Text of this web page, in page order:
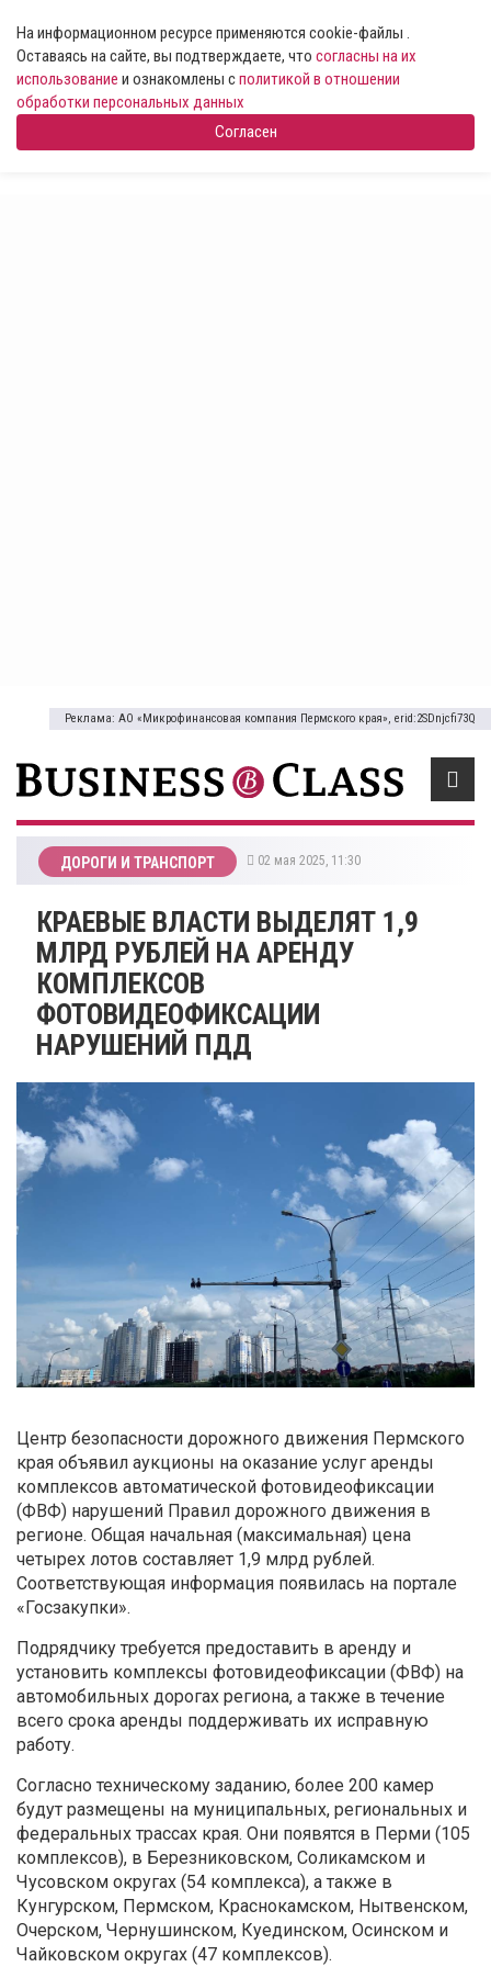
На информационном ресурсе применяются cookie-файлы .
Оставаясь на сайте, вы подтверждаете, что согласны на их
использование и ознакомлены сполитикой в отношении
обработки персональных данных
Согласен
Реклама: АО «Микрофинансовая компания Пермского края», erid:2SDnjcfi73Q
ДОРОГИ И ТРАНСПОРТ 02 мая 2025, 11:30
КРАЕВЫЕ ВЛАСТИ ВЫДЕЛЯТ 1,9
МЛРД РУБЛЕЙ НА АРЕНДУ
КОМПЛЕКСОВ
ФОТОВИДЕОФИКСАЦИИ
НАРУШЕНИЙ ПДД
Центр безопасности дорожного движения Пермского
края объявил аукционы на оказание услуг аренды
комплексов автоматической фотовидеофиксации
(ФВФ) нарушений Правил дорожного движения в
регионе. Общая начальная (максимальная) цена
четырех лотов составляет 1,9 млрд рублей.
Соответствующая информация появилась на портале
«Госзакупки».
Подрядчику требуется предоставить в аренду и
установить комплексы фотовидеофиксации (ФВФ) на
автомобильных дорогах региона, а также в течение
всего срока аренды поддерживать их исправную
работу.
Согласно техническому заданию, более 200 камер
будут размещены на муниципальных, региональных и
федеральных трассах края. Они появятся в Перми (105
комплексов), в Березниковском, Соликамском и
Чусовском округах (54 комплекса), а также в
Кунгурском, Пермском, Краснокамском, Нытвенском,
Очерском, Чернушинском, Куединском, Осинском и
Чайковском округах (47 комплексов).